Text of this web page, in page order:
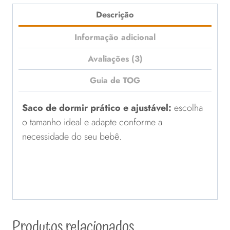
Descrição
Informação adicional
Avaliações (3)
Guia de TOG
Saco de dormir prático e ajustável: escolha
o tamanho ideal e adapte conforme a
necessidade do seu bebê.